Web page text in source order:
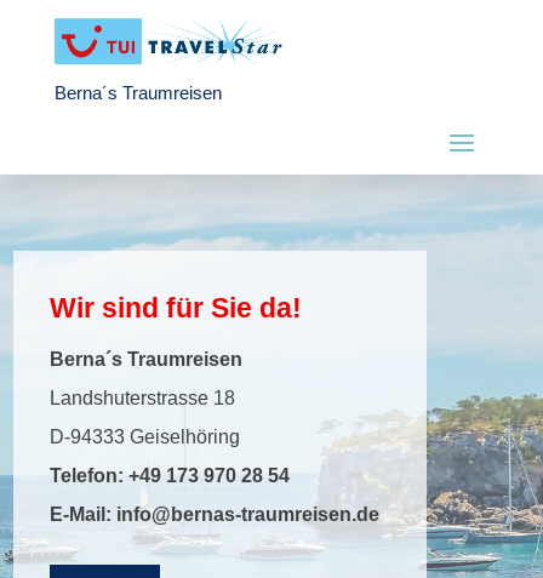
Berna´s Traumreisen
Wir sind für Sie da!
Berna´s Traumreisen
Landshuterstrasse 18
D-94333 Geiselhöring
Telefon:+49 173 970 28 54
E-Mail: info@bernas-traumreisen.de